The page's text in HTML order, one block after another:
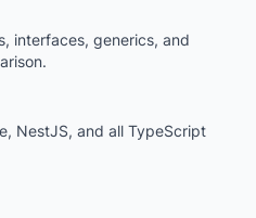
interfaces, generics, and
NestJS, and all TypeScript